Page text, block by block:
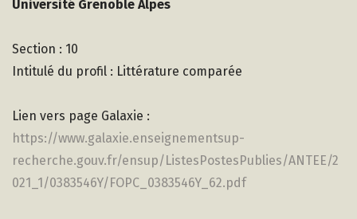
Université Grenoble Alpes
Section : 10
Intitulé du profil : Littérature comparée
Lien vers page Galaxie :
https://www.galaxie.enseignementsup-
recherche.gouv.fr/ensup/ListesPostesPublies/ANTEE/2
021_1/0383546Y/FOPC_0383546Y_62.pdf